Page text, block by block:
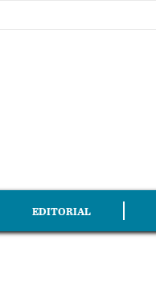
EDITORIAL